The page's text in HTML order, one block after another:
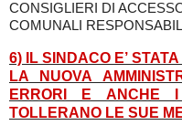
CONSIGLIERI
DI
COMUNALI
6) IL SINDACO E’
LA NUOVA
ERRORI E ANCHE I
TOLLERANO LE SUE